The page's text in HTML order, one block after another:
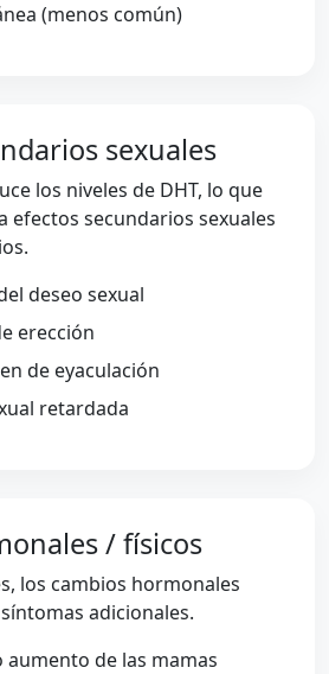
(menos común)
sexuales
los niveles de DHT, lo que
efectos secundarios sexuales
deseo sexual
erección
de eyaculación
retardada
/ físicos
los cambios hormonales
adicionales.
aumento de las mamas